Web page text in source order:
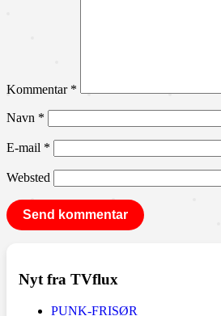
Kommentar *
Navn *
E-mail *
Websted
Nyt fra TVflux
PUNK-FRISØR